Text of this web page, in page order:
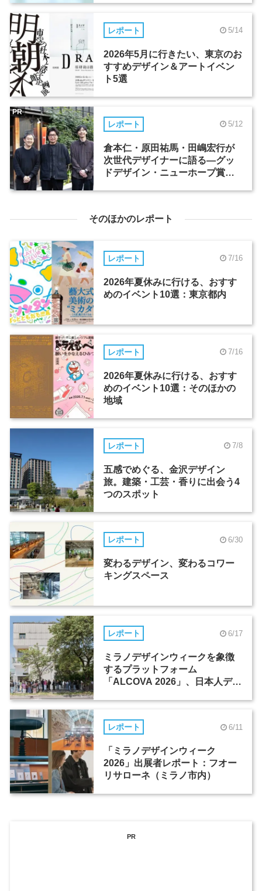
レポート 5/14
2026年5月に行きたい、東京のお
すすめデザイン＆アートイベン
ト5選
レポート 5/12
倉本仁・原田祐馬・田嶋宏行が
次世代デザイナーに語る―グッ
ドデザイン・ニューホープ賞セ
PR
そのほかのレポート
レポート 7/16
2026年夏休みに行ける、おすす
めのイベント10選：東京都内
レポート 7/16
2026年夏休みに行ける、おすす
めのイベント10選：そのほかの
地域
レポート 7/8
五感でめぐる、金沢デザイン
旅。建築・工芸・香りに出会う4
つのスポット
レポート 6/30
変わるデザイン、変わるコワー
キングスペース
レポート 6/17
ミラノデザインウィークを象徴
するプラットフォーム
「ALCOVA 2026」、日本人デザ
レポート 6/11
「ミラノデザインウィーク
2026」出展者レポート：フオー
リサローネ（ミラノ市内）
PR